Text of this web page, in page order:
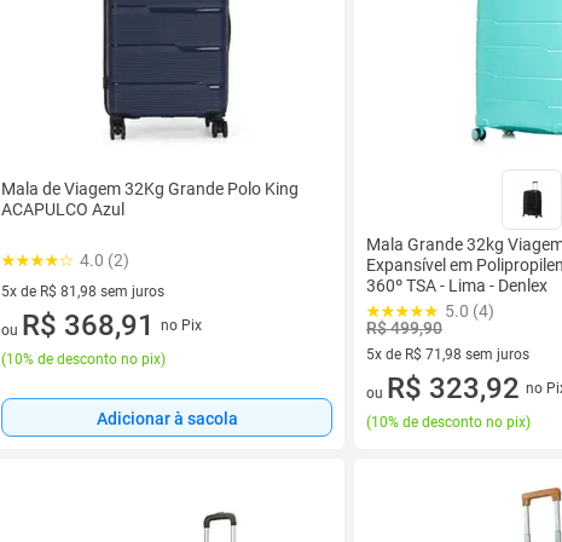
Mala de Viagem 32Kg Grande Polo King
ACAPULCO Azul
4.0 (2)
5x de R$ 81,98 sem juros
5 vez de R$ 81,98 sem juros
ou R$ 368,91
no Pix
(10% de desconto no pix)
Adicionar à sacola
Mala Grande 32kg
Expansível em
360º TSA - Lima - Denlex
5.0 (4)
R$ 499,90
5x de R$ 71,98 sem juros
5 vez de R$ 71,98 sem juros
ou R$ 323,92 no
(10% de desconto no pix)